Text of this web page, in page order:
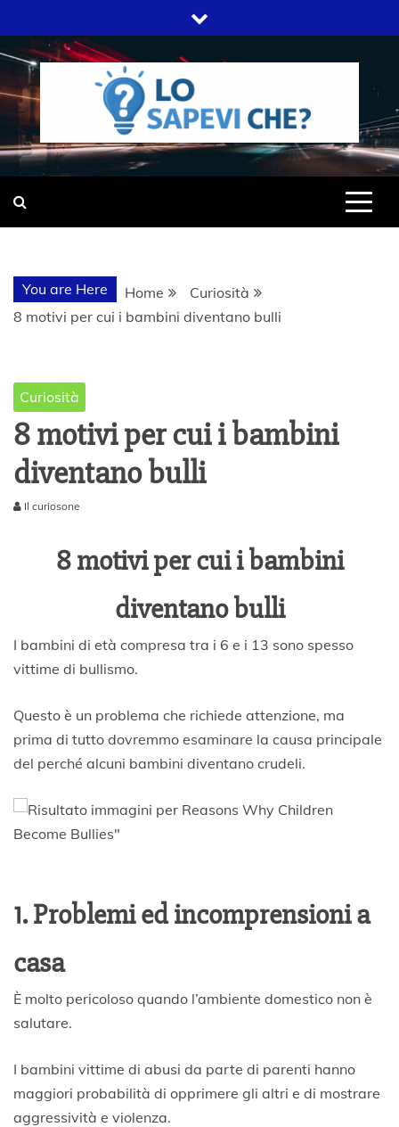
to
content
LO SAPEVI
CHE?
SITO WEB DEL GRUPPO LIFELIVE
You are Here Home
Curiosità
8 motivi per cui i bambini diventano bulli
Curiosità
8 motivi per cui i bambini
diventano bulli
r
e
1
9
Il curiosone
8 motivi per cui i bambini
diventano bulli
I bambini di età compresa tra i 6 e i 13 sono spesso
vittime di bullismo.
Questo è un problema che richiede attenzione, ma
prima di tutto dovremmo esaminare la causa principale
del perché alcuni bambini diventano crudeli.
1. Problemi ed incomprensioni a
casa
È molto pericoloso quando l’ambiente domestico non è
salutare.
I bambini vittime di abusi da parte di parenti hanno
maggiori probabilità di opprimere gli altri e di mostrare
aggressività e violenza.